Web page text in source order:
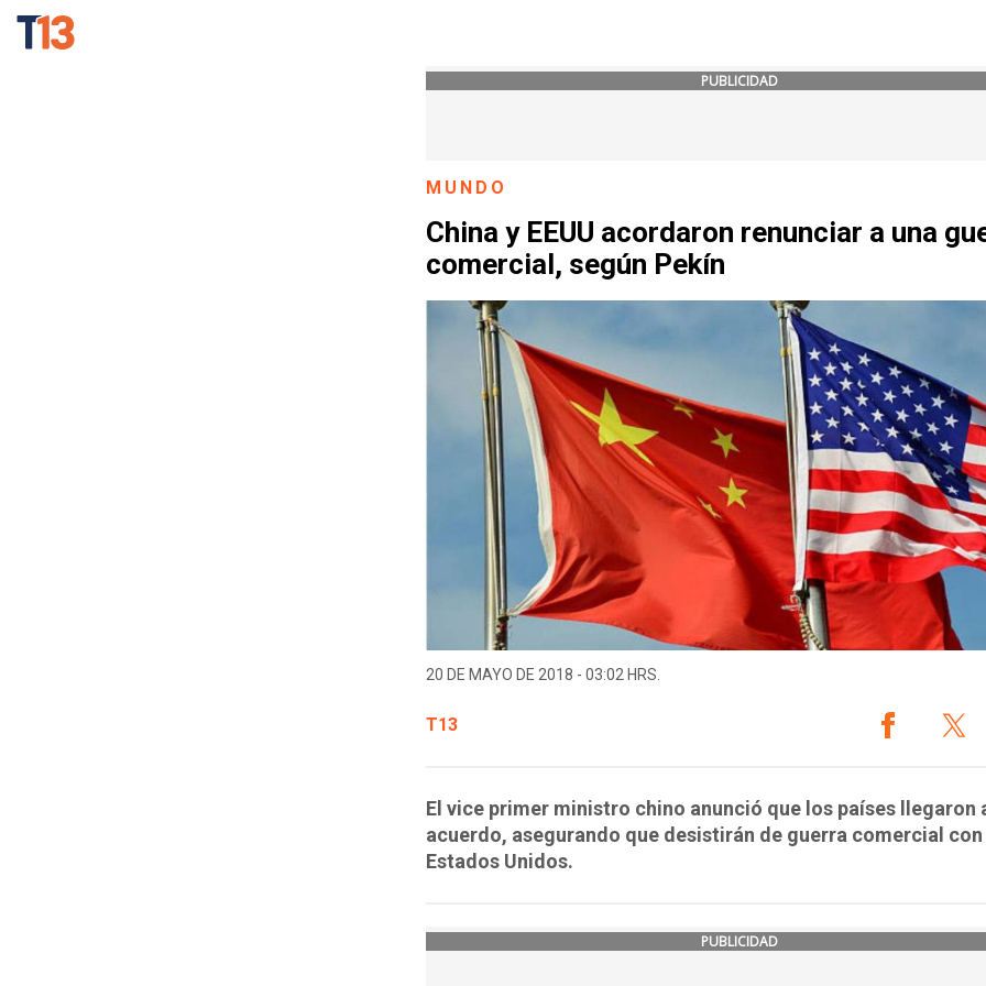
PUBLICIDAD
MUNDO
China y EEUU acordaron renunciar a una
comercial, según Pekín
20 DE MAYO DE 2018 - 03:02 HRS.
T13
El vice primer ministro chino anunció que los países llegaron
acuerdo, asegurando que desistirán de guerra comercial con
Estados Unidos.
PUBLICIDAD